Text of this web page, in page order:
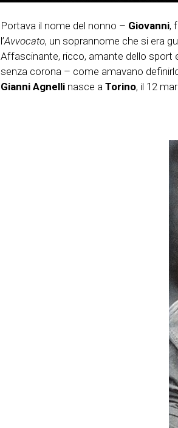
Portava il nome del nonno – Giovanni,
l’Avvocato, un soprannome che si era
Affascinante, ricco, amante dello sport
senza corona – come amavano
Gianni Agnelli nasce a Torino, il 12